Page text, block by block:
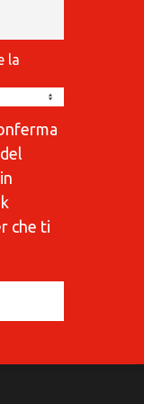
la
che ti